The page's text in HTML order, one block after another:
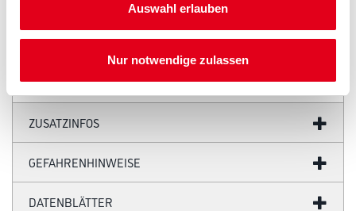
Auswahl erlauben
Nur notwendige zulassen
- Einfach zu installieren
- Flexibel
ZUSATZINFOS
GEFAHRENHINWEISE
DATENBLÄTTER